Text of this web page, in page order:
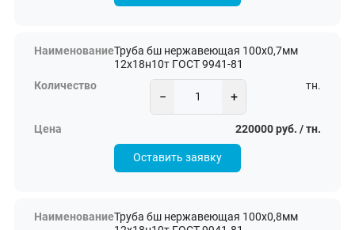
Труба бш нержавеющая 100х0,7мм
12х18н10т ГОСТ 9941-81
− +
тн.
220000 руб. / тн.
Оставить заявку
Труба бш нержавеющая 100х0,8мм